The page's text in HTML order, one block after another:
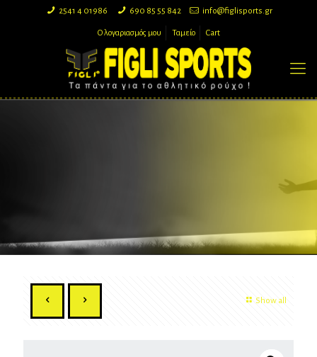
2541 4 01986 690 85 55 842 info@figlisports.gr
Ο λογαριασμός μου Ταμείο Cart
Show all